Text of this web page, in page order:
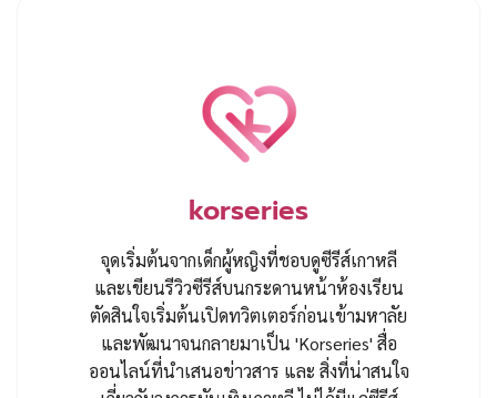
korseries
จุดเริ่มต้นจากเด็กผู้หญิงที่ชอบดูซีรีส์เกาหลี
และเขียนรีวิวซีรีส์บนกระดานหน้าห้องเรียน
ตัดสินใจเริ่มต้นเปิดทวิตเตอร์ก่อนเข้ามหาลัย
และพัฒนาจนกลายมาเป็น 'Korseries' สื่อ
ออนไลน์ที่นำเสนอข่าวสาร และ สิ่งที่น่าสนใจ